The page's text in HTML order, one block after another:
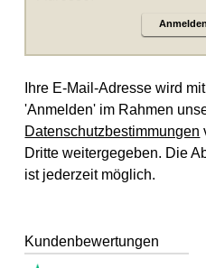
Anmelden
Ihre E-Mail-Adresse wird
'Anmelden' im Rahmen
Datenschutzbestimmungen
Dritte weitergegeben. Die
ist jederzeit möglich.
Kundenbewertungen